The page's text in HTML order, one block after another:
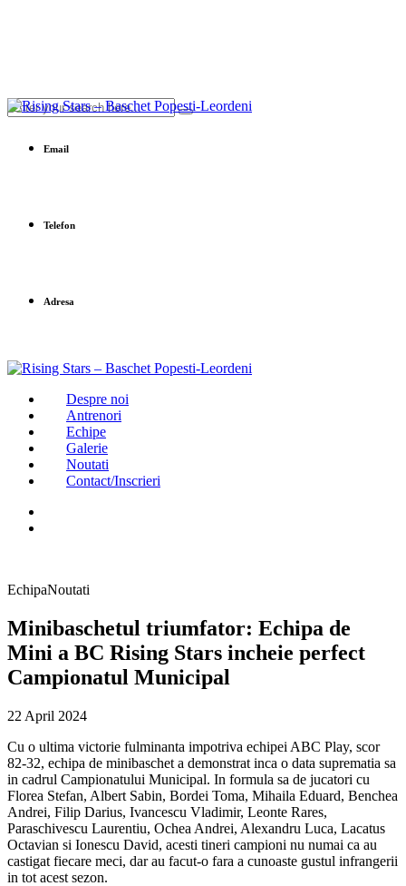
Email
Telefon
Adresa
Despre noi
Antrenori
Echipe
Galerie
Noutati
Contact/Inscrieri
EchipaNoutati
Minibaschetul triumfator: Echipa de
Mini a BC Rising Stars incheie perfect
Campionatul Municipal
22 April 2024
Cu o ultima victorie fulminanta impotriva echipei ABC Play, scor
82-32, echipa de minibaschet a demonstrat inca o data suprematia sa
in cadrul Campionatului Municipal. In formula sa de jucatori cu
Florea Stefan, Albert Sabin, Bordei Toma, Mihaila Eduard, Benchea
Andrei, Filip Darius, Ivancescu Vladimir, Leonte Rares,
Paraschivescu Laurentiu, Ochea Andrei, Alexandru Luca, Lacatus
Octavian si Ionescu David, acesti tineri campioni nu numai ca au
castigat fiecare meci, dar au facut-o fara a cunoaste gustul infrangerii
in tot acest sezon.